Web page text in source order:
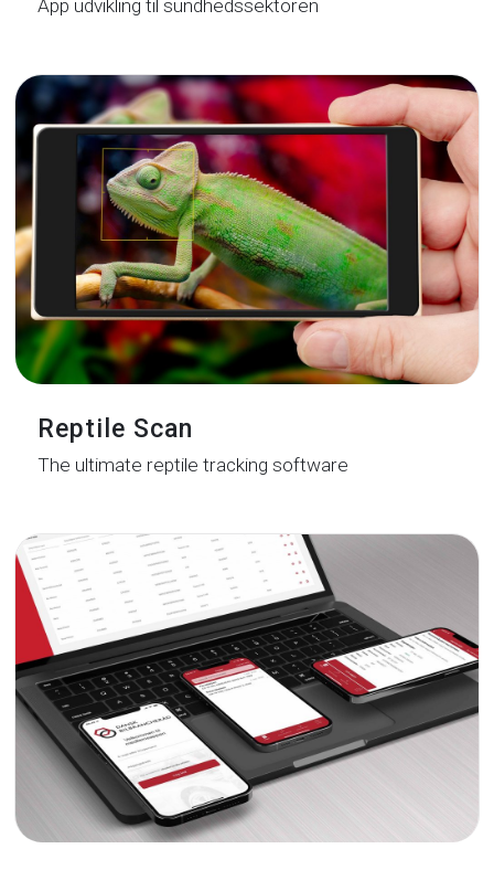
App udvikling til sundhedssektoren
Reptile Scan
The ultimate reptile tracking software